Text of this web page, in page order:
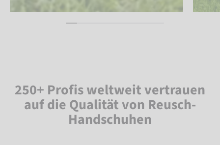
250+ Profis weltweit vertrauen
auf die Qualität von Reusch-
Handschuhen